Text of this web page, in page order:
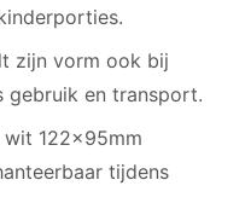
zijn vorm ook bij
gebruik en transport.
wit 122x95mm
tijdens